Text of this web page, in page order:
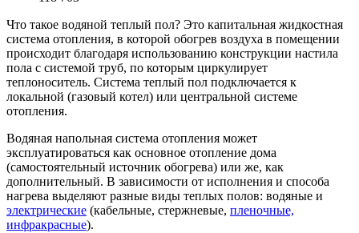
Что такое водяной теплый пол? Это капитальная жидкостная
система отопления, в которой обогрев воздуха в помещении
происходит благодаря использованию конструкции настила
пола с системой труб, по которым циркулирует
теплоноситель. Система теплый пол подключается к
локальной (газовый котел) или центральной системе
отопления.
Водяная напольная система отопления может
эксплуатироваться как основное отопление дома
(самостоятельный источник обогрева) или же, как
дополнительный. В зависимости от исполнения и способа
нагрева выделяют разные виды теплых полов: водяные и
электрические (кабельные, стержневые, пленочные,
инфракрасные).